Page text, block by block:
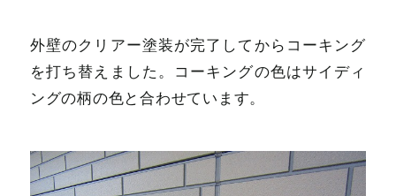
外壁のクリアー塗装が完了してからコーキング
を打ち替えました。コーキングの色はサイディ
ングの柄の色と合わせています。